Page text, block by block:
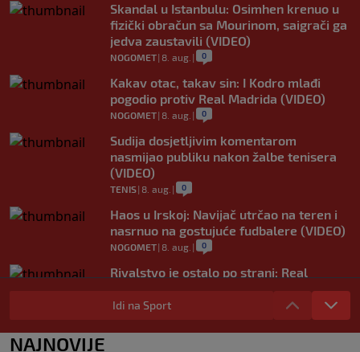
Skandal u Istanbulu: Osimhen krenuo u
fizički obračun sa Mourinom, saigrači ga
jedva zaustavili (VIDEO)
NOGOMET| 8. aug. | 0
Kakav otac, takav sin: I Kodro mlađi
pogodio protiv Real Madrida (VIDEO)
NOGOMET| 8. aug. | 0
Sudija dosjetljivim komentarom
nasmijao publiku nakon žalbe tenisera
(VIDEO)
TENIS| 8. aug. | 0
Haos u Irskoj: Navijač utrčao na teren i
nasrnuo na gostujuće fudbalere (VIDEO)
NOGOMET| 8. aug. | 0
Rivalstvo je ostalo po strani: Real
Madrid se oglasio nakon teškog gubitka
Lionela Messija
Idi na Sport
NAJNOVIJE